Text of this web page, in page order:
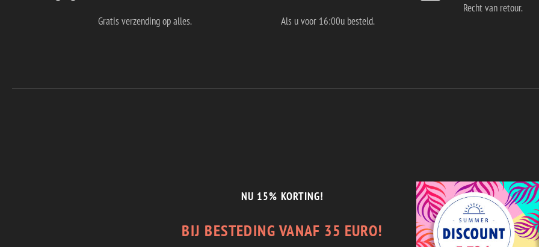
Gratis verzending op alles. Als u voor 16:00u besteld.
Recht van retour.
NU 15% KORTING!
BIJ BESTEDING VANAF 35 EURO!